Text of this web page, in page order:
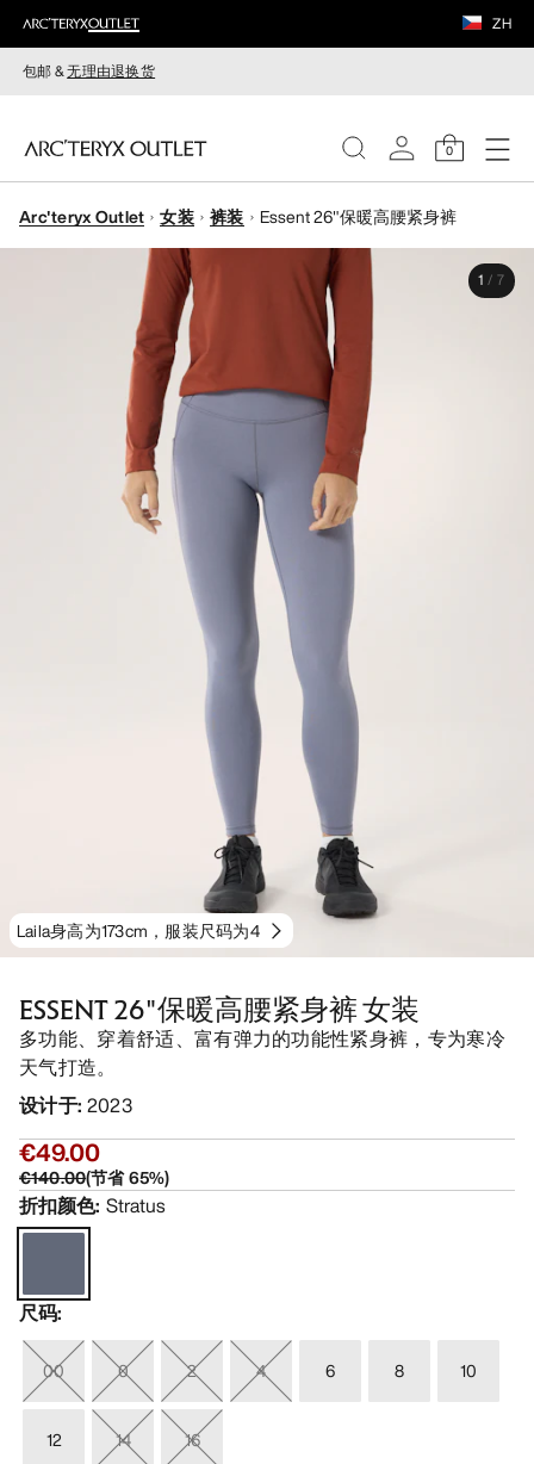
ZH
包邮 &无理由退换货
0
女装
Arc'teryx Outlet 女装 裤装 Essent 26"保暖高腰紧身裤
Laila身高为173cm，服装尺码为4
1 / 7
ESSENT 26"保暖高腰紧身裤 女装
多功能、穿着舒适、富有弹力的功能性紧身裤，专为寒冷
天气打造。
设计于: 2023
€49.00
€140.00(节省65%)
折扣颜色: Stratus
尺码:
00 0 2 4 6 8 10
12 14
16